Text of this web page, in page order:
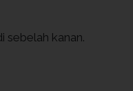
sebelah kanan.